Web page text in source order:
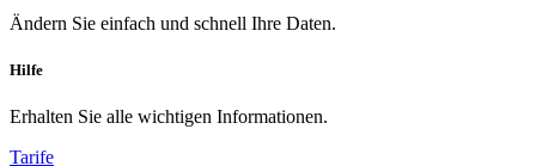
Ändern Sie einfach und schnell Ihre Daten.
Hilfe
Erhalten Sie alle wichtigen Informationen.
Tarife